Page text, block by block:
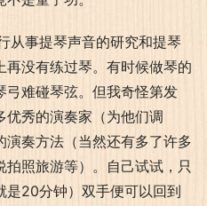
从事提琴声音的研究和提琴
没有练过琴。有时候做琴的
弓难碰琴弦。但我奇怪第发
优秀的演奏家（为他们调
奏方法（当然还有多了许多
照旅游等）。自己试试，只
是20分钟）双手便可以回到